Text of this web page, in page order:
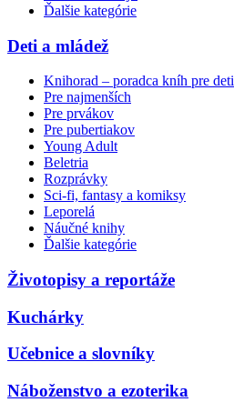
Ďalšie kategórie
Deti a mládež
Knihorad – poradca kníh pre deti
Pre najmenších
Pre prvákov
Pre pubertiakov
Young Adult
Beletria
Rozprávky
Sci-fi, fantasy a komiksy
Leporelá
Náučné knihy
Ďalšie kategórie
Životopisy a reportáže
Kuchárky
Učebnice a slovníky
Náboženstvo a ezoterika